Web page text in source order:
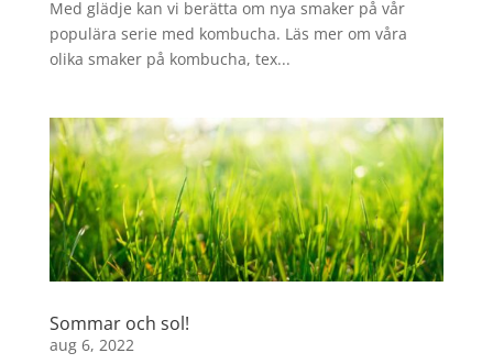
Med glädje kan vi berätta om nya smaker på vår
populära serie med kombucha. Läs mer om våra
olika smaker på kombucha, tex...
Sommar och sol!
aug 6, 2022